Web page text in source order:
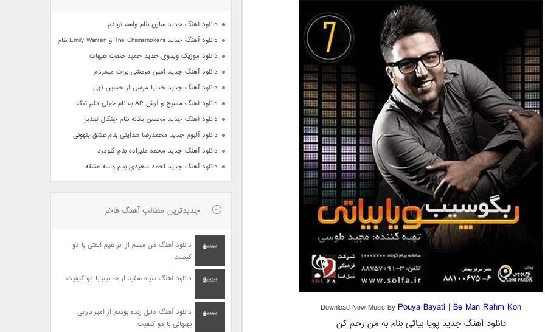
Download New Music By Pouya Bayati | Be Man Rahm Kon
دانلود آهنگ جدید پویا بیاتی بنام به من رحم کن
دانلود آهنگ جدید سارن بنام واسه تولدم
دانلود آهنگ جدید The Chainsmokers و Emily Warren بنام Side Effects
دانلود موزیک ویدوی جدید حمید صفت هیهات
دانلود آهنگ جدید امین مرعشی برات میمردم
دانلود آهنگ جدید خدایا مرسی از حسین تهی
دانلود آهنگ مسیح و آرش AP به نام خیلی دلم تنگه
دانلود آهنگ جدید محسن یگانه بنام چنگال تقدیر
دانلود آلبوم جدید محمدرضا هدایتی بنام عشق پنهونی
دانلود آهنگ جدید محمد علیزاده بنام گلودرد
دانلود آهنگ جدید احمد سعیدی بنام واسه عشقه
جدیدترین مطالب آهنگ فاخر
دانلود آهنگ من مسم از ابراهیم الفتی با دو
کیفیت
دانلود آهنگ سیاه سفید از حامیم با دو کیفیت
دانلود آهنگ دلیل زنده بودنم از امیر بارانی
بهبهانی با دو کیفیت